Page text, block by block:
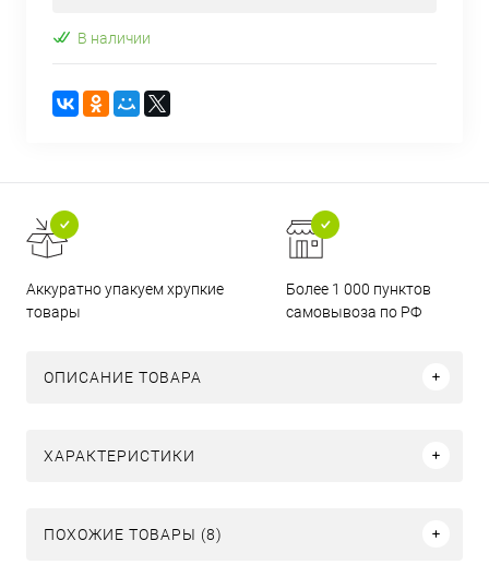
В наличии
Аккуратно упакуем хрупкие
товары
Более 1 000 пунктов
самовывоза по РФ
ОПИСАНИЕ ТОВАРА
ХАРАКТЕРИСТИКИ
ПОХОЖИЕ ТОВАРЫ (8)